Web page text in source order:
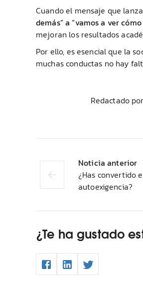
Cuando el mensaje que
demás” a “vamos a ver
mejoran los resultados
Por ello, es esencial que la
muchas conductas no hay
Redactado
Noticia anterior
¿Has convertido
autoexigencia?
¿Te ha gustado